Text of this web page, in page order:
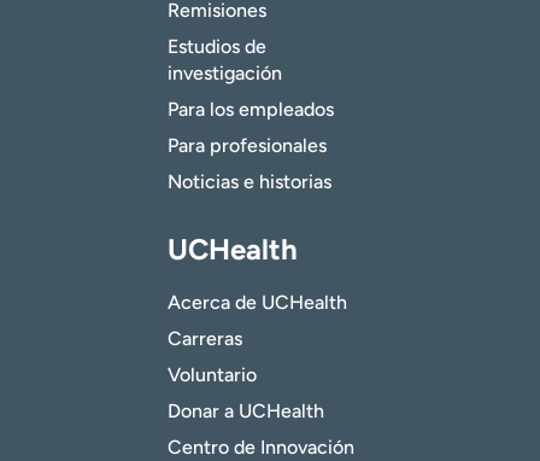
Remisiones
Estudios de
investigación
Para los empleados
Para profesionales
Noticias e historias
UCHealth
Acerca de UCHealth
Carreras
Voluntario
Donar a UCHealth
Centro de Innovación